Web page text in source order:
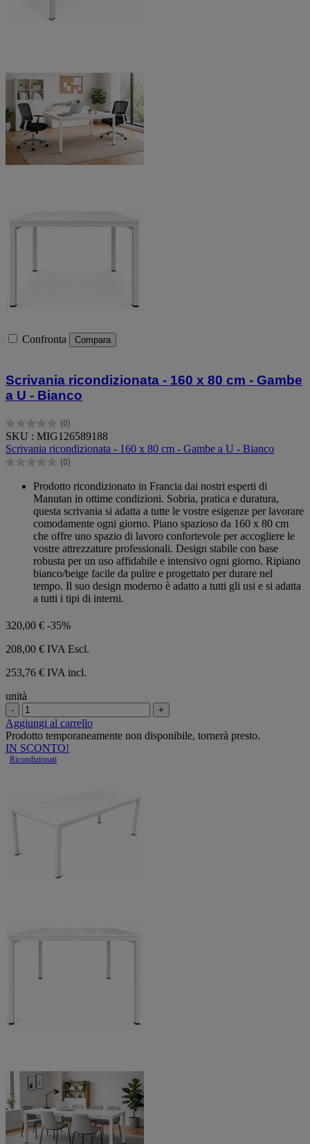
Confronta Compara
Scrivania ricondizionata - 160 x 80 cm - Gambe
a U - Bianco
(0)
0.0
su
5
stelle.
SKU : MIG126589188
Scrivania ricondizionata - 160 x 80 cm - Gambe a U - Bianco
(0)
0.0
Prodotto ricondizionato in Francia dai nostri esperti di
Manutan in ottime condizioni. Sobria, pratica e duratura,
questa scrivania si adatta a tutte le vostre esigenze per lavorare
comodamente ogni giorno. Piano spazioso da 160 x 80 cm
che offre uno spazio di lavoro confortevole per accogliere le
vostre attrezzature professionali. Design stabile con base
robusta per un uso affidabile e intensivo ogni giorno. Ripiano
bianco/beige facile da pulire e progettato per durare nel
tempo. Il suo design moderno è adatto a tutti gli usi e si adatta
a tutti i tipi di interni.
320,00 € -35%
208,00 € IVA Escl.
253,76 € IVA incl.
unità
- +
Aggiungi al carrello
Prodotto temporaneamente non disponibile, tornerà presto.
IN SCONTO!